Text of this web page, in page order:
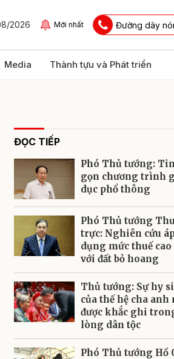
2026 Mới nhất Đường dây
Media Thành tựu và Phát triển
ĐỌC TIẾP
Phó Thủ tướng:
gọn chương trình
dục phổ thông
Phó Thủ tướng
trực: Nghiên cứu
dụng mức thuế cao
với đất bỏ hoang
Thủ tướng: Sự hy
của thế hệ cha anh
được khắc ghi
lòng dân tộc
Phó Thủ tướng Hồ
Gửi